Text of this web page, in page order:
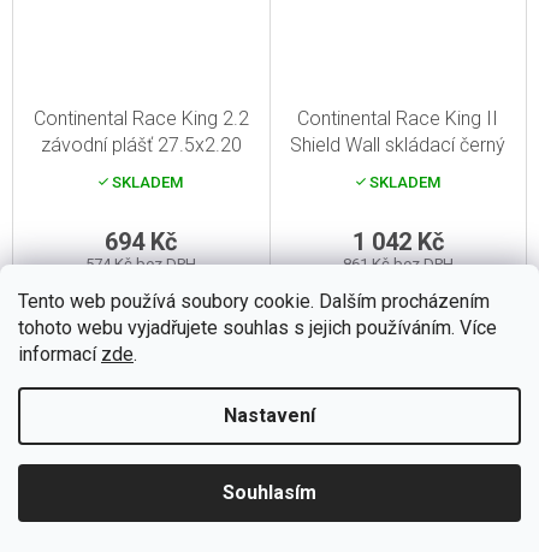
Tento web používá soubory cookie. Dalším procházením
tohoto webu vyjadřujete souhlas s jejich používáním. Více
informací zde.
Nastavení
Souhlasím
Continental Race King 2.2
závodní plášť 27.5x2.20
černý Reflex Skin
SKLADEM
574 Kč bez DPH
694 Kč
Do košíku
Continental Race King II
Shield Wall skládací černý
plášť 26x2.20 černý Skin
SKLADEM
861 Kč bez DPH
1 042 Kč
Do košíku